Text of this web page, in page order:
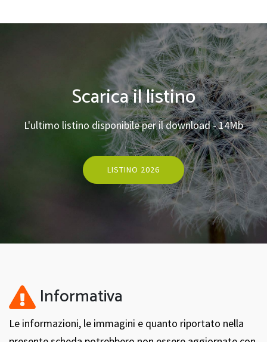
Scarica il listino
L'ultimo listino disponibile per il download - 14Mb
LISTINO 2026
Informativa
Le informazioni, le immagini e quanto riportato nella